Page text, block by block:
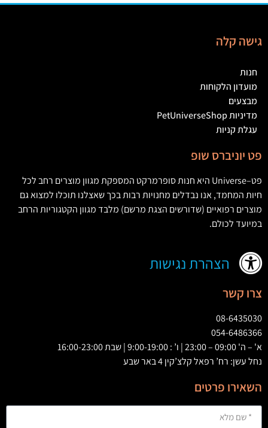
גישה קלה
חנות
מועדון הלקוחות
מבצעים
מדיניות PetUniverseShop
עגלת קניות
פט יוניברס שופ
פט–
Universe היא חנות סופרמרקט המספקת מגוון מוצרים רחב לכל
חיות המחמד,אנו נבדלים מחנויות רבות בכך שאצלנו תוכלו למצוא גם
מוצרים רפואיים (שדורשים הצגת מרשם) מלבד מגוון הקטגוריות הרחב
במיועד לכולם.
הצהרת נגישות
צרו קשר
08-6435030
054-6486366
א' – ה' 09:00 – 23:00 | ו’ : 9:00-19:00 | שבת 16:00-23:00
נחל עשן: רח’ רפאל קלצ’קין 4 באר שבע
השאירו פרטים